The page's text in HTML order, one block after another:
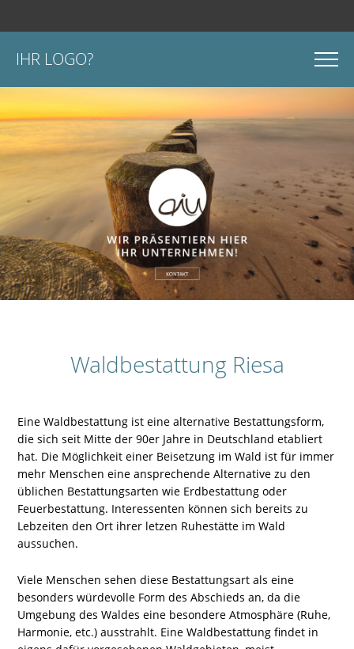
IHR LOGO?
Waldbestattung Riesa
Eine Waldbestattung ist eine alternative Bestattungsform,
die sich seit Mitte der 90er Jahre in Deutschland etabliert
hat. Die Möglichkeit einer Beisetzung im Wald ist für immer
mehr Menschen eine ansprechende Alternative zu den
üblichen Bestattungsarten wie Erdbestattung oder
Feuerbestattung. Interessenten können sich bereits zu
Lebzeiten den Ort ihrer letzen Ruhestätte im Wald
aussuchen.
Viele Menschen sehen diese Bestattungsart als eine
besonders würdevolle Form des Abschieds an, da die
Umgebung des Waldes eine besondere Atmosphäre (Ruhe,
Harmonie, etc.) ausstrahlt. Eine Waldbestattung findet in